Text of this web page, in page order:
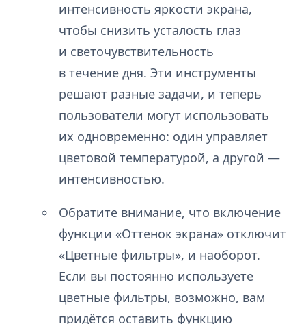
интенсивность яркости экрана,
чтобы снизить усталость глаз
и светочувствительность
в течение дня. Эти инструменты
решают разные задачи, и теперь
пользователи могут использовать
их одновременно: один управляет
цветовой температурой, а другой —
интенсивностью.
Обратите внимание, что включение
функции «Оттенок экрана» отключит
«Цветные фильтры», и наоборот.
Если вы постоянно используете
цветные фильтры, возможно, вам
придётся оставить функцию